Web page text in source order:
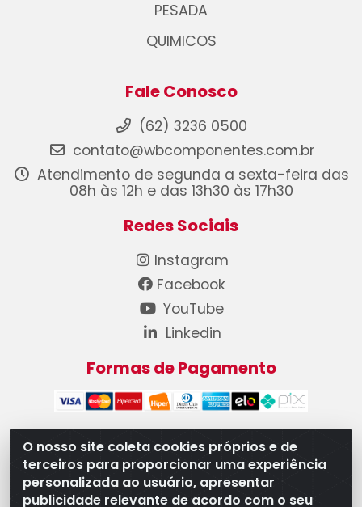
O nosso site coleta cookies próprios e de
terceiros para proporcionar uma experiência
personalizada ao usuário, apresentar
publicidade relevante de acordo com o seu
PESADA
QUIMICOS
Fale Conosco
(62) 3236 0500
contato@wbcomponentes.com.br
Atendimento de segunda a sexta-feira das
08h às 12h e das 13h30 às 17h30
Redes Sociais
Instagram
Facebook
YouTube
Linkedin
Formas de Pagamento
WB Componentes Automotivos LTDA - CNPJ
08.528.393/0001-12 - Rua do Níquel, 667 - Parque
Oeste Industrial, Goiânia/GO - CEP 74375-660